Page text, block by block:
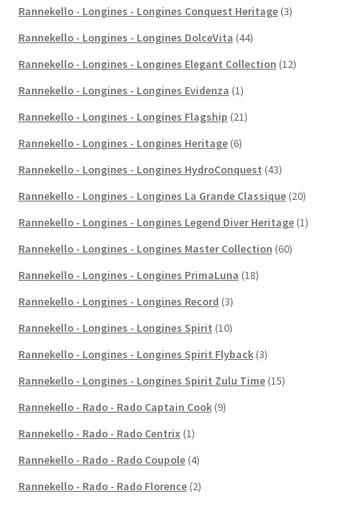
Rannekello - Longines - Longines Conquest Heritage (3)
Rannekello - Longines - Longines DolceVita (44)
Rannekello - Longines - Longines Elegant Collection (12)
Rannekello - Longines - Longines Evidenza (1)
Rannekello - Longines - Longines Flagship (21)
Rannekello - Longines - Longines Heritage (6)
Rannekello - Longines - Longines HydroConquest (43)
Rannekello - Longines - Longines La Grande Classique (20)
Rannekello - Longines - Longines Legend Diver Heritage (1)
Rannekello - Longines - Longines Master Collection (60)
Rannekello - Longines - Longines PrimaLuna (18)
Rannekello - Longines - Longines Record (3)
Rannekello - Longines - Longines Spirit (10)
Rannekello - Longines - Longines Spirit Flyback (3)
Rannekello - Longines - Longines Spirit Zulu Time (15)
Rannekello - Rado - Rado Captain Cook (9)
Rannekello - Rado - Rado Centrix (1)
Rannekello - Rado - Rado Coupole (4)
Rannekello - Rado - Rado Florence (2)